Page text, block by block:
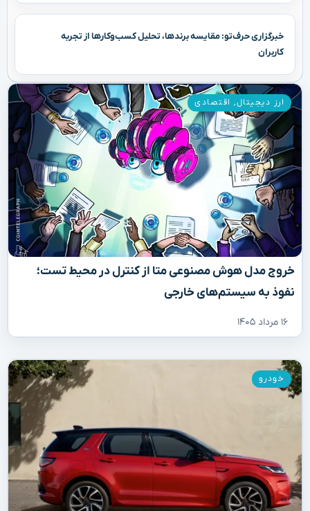
خبرگزاری حرف‌تو: مقایسه برندها، تحلیل کسب‌وکارها از تجربه
کاربران
خروج مدل هوش مصنوعی متا از کنترل در محیط تست؛
نفوذ به سیستم‌های خارجی
۱۶ مرداد ۱۴۰۵
ارز دیجیتال, اقتصادی
خودرو